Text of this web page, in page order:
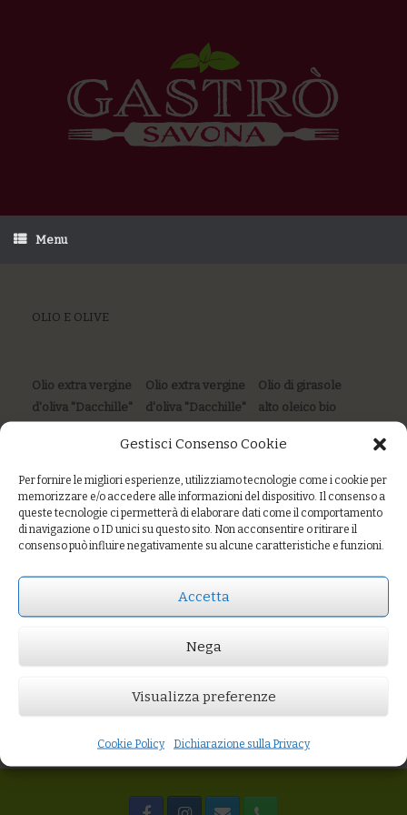
Gestisci Consenso Cookie
Per fornire le migliori esperienze, utilizziamo tecnologie come i cookie per
memorizzare e/o accedere alle informazioni del dispositivo. Il consenso a
queste tecnologie ci permetterà di elaborare dati come il comportamento
di navigazione o ID unici su questo sito. Non acconsentire o ritirare il
consenso può influire negativamente su alcune caratteristiche e funzioni.
Accetta
Nega
Visualizza preferenze
Cookie Policy Dichiarazione sulla Privacy
Menu
OLIO E OLIVE
Olio extra vergine
d'oliva "Dacchille"
AGGIUNGI AL
CARRELLO
Olio extra vergine
d'oliva "Dacchille"
AGGIUNGI AL
CARRELLO
Olio di girasole
alto oleico bio
€20,50
CARRELLO
Olio extra vergine
d'oliva "Dacchille"